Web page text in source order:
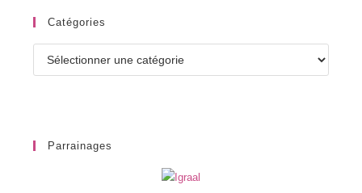
Catégories
Parrainages